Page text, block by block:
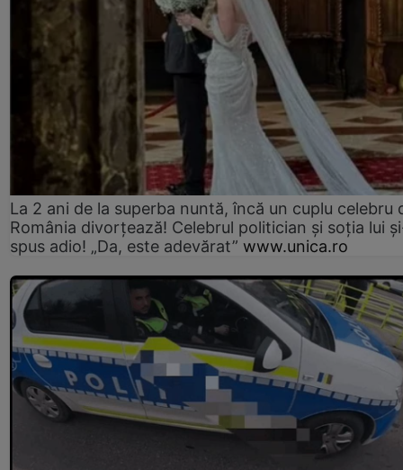
La 2 ani de la superba nuntă, încă un cuplu celebru
România divorțează! Celebrul politician și soția lui
spus adio! „Da, este adevărat” www.unica.ro